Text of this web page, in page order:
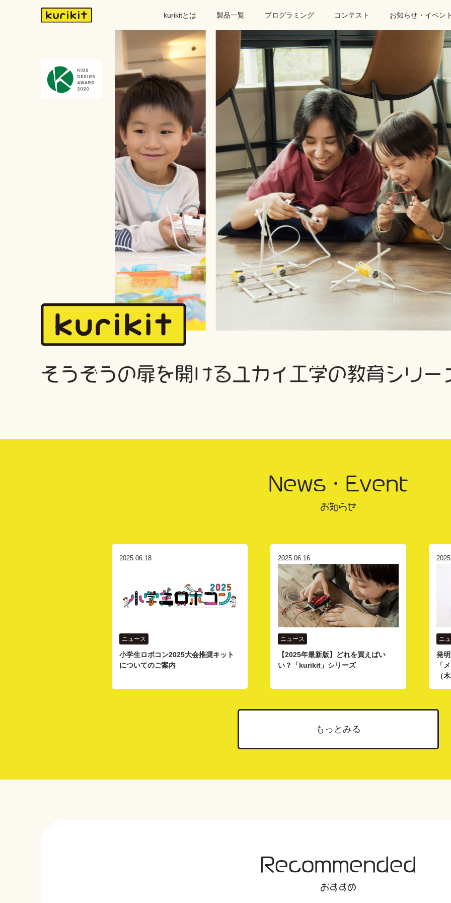
kurikitとは 製品一覧 プログラミング コンテスト お知らせ・イベン
そうぞうの扉を開ける ユカイ工学の教育シリー
News・Event
お知らせ
2025.06.18
ニュース
小学生ロボコン2025大会推奨キット
についてのご案内
2025.06.16
ニュース
【2025年最新版】どれを買えばい
い？「kurikit」シリーズ
ニ
発
「
（
もっとみる
Recommended
おすすめ